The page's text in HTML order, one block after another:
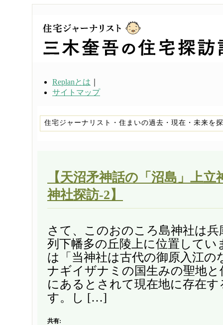
Replanとは
サイトマップ
住宅ジャーナリスト・住まいの過去・現在・未来を
【天沼矛神話の「沼島」上
神社探訪-2】
さて、このおのころ島神社は
列下幡多の丘陵上に位置してい
は「当神社は古代の御原入江
ナギイザナミの国生みの聖地
にあるとされて現在地に存在
す。し […]
共有: